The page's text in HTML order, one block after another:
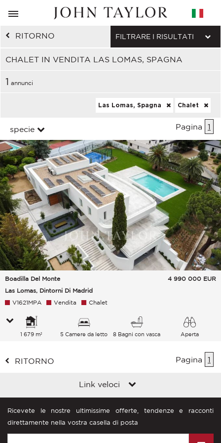
RITORNO
CHALET IN VENDITA LAS LOMAS, SPAGNA
FILTRARE I RISULTATI
1 annunci
Las Lomas, Spagna Chalet
specie Pagina 1
Boadilla Del Monte
Las Lomas, Dintorni Di Madrid
4 990 000 EUR
V1621MPA Vendita Chalet
1 679 m² 5 Camere da letto 8 Bagni con vasca Aperta
RITORNO Pagina 1
Link veloci
Ricevete le nostre ultimissime offerte, tendenze e racconti
direttamente nella vostra casella di posta